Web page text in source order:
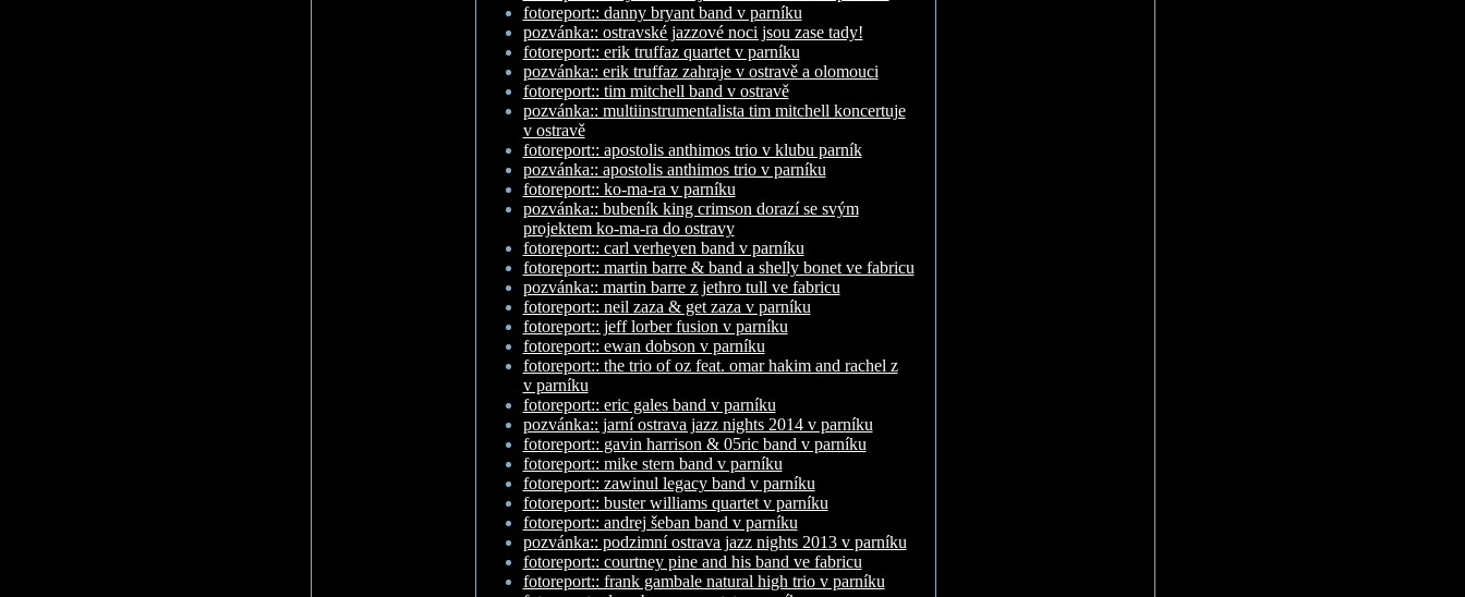
fotoreport:: danny bryant band v parníku
pozvánka:: ostravské jazzové noci jsou zase tady!
fotoreport:: erik truffaz quartet v parníku
pozvánka:: erik truffaz zahraje v ostravě a olomouci
fotoreport:: tim mitchell band v ostravě
pozvánka:: multiinstrumentalista tim mitchell koncertuje
v ostravě
fotoreport:: apostolis anthimos trio v klubu parník
pozvánka:: apostolis anthimos trio v parníku
fotoreport:: ko-ma-ra v parníku
pozvánka:: bubeník king crimson dorazí se svým
projektem ko-ma-ra do ostravy
fotoreport:: carl verheyen band v parníku
fotoreport:: martin barre & band a shelly bonet ve fabricu
pozvánka:: martin barre z jethro tull ve fabricu
fotoreport:: neil zaza & get zaza v parníku
fotoreport:: jeff lorber fusion v parníku
fotoreport:: ewan dobson v parníku
fotoreport:: the trio of oz feat. omar hakim and rachel z
v parníku
fotoreport:: eric gales band v parníku
pozvánka:: jarní ostrava jazz nights 2014 v parníku
fotoreport:: gavin harrison & 05ric band v parníku
fotoreport:: mike stern band v parníku
fotoreport:: zawinul legacy band v parníku
fotoreport:: buster williams quartet v parníku
fotoreport:: andrej šeban band v parníku
pozvánka:: podzimní ostrava jazz nights 2013 v parníku
fotoreport:: courtney pine and his band ve fabricu
fotoreport:: frank gambale natural high trio v parníku